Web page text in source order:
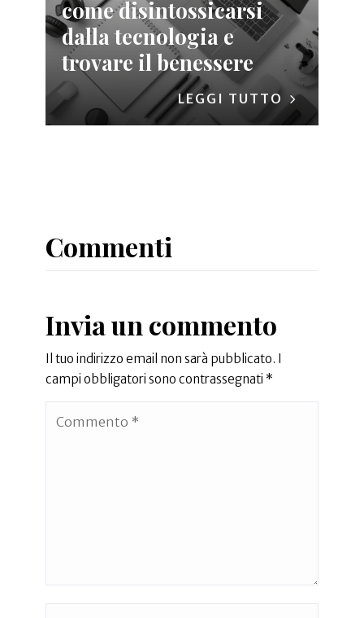
come disintossicarsi
dalla tecnologia e
trovare il benessere
LEGGI TUTTO
Commenti
Invia un commento
Il tuo indirizzo email non sarà pubblicato. I
campi obbligatori sono contrassegnati *